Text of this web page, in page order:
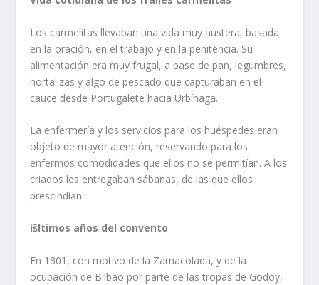
Los carmelitas llevaban una vida muy austera, basada
en la oración, en el trabajo y en la peniten­cia. Su
alimentación era muy frugal, a base de pan, legumbres,
hortalizas y algo de pescado que cap­turaban en el
cauce desde Portugalete hacia Urbí­­naga.
La enfermerí­a y los servicios para los huéspedes eran
objeto de mayor atención, reservando para los
enfermos comodidades que ellos no se permití­an. A los
criados les entregaban sábanas, de las que ellos
prescindí­an.
íšltimos años del convento
En 1801, con motivo de la Zamacolada, y de la
ocupación de Bilbao por parte de las tropas de Godoy,